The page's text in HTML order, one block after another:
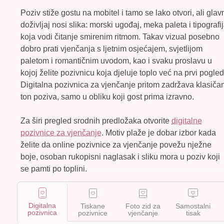
Poziv stiže gostu na mobitel i tamo se lako otvori, ali
doživljaj nosi slika: morski ugođaj, meka paleta i
koja vodi čitanje smirenim ritmom. Takav vizual posebno
dobro prati vjenčanja s ljetnim osjećajem, svjetlijom
paletom i romantičnim uvodom, kao i svaku proslavu u
kojoj želite pozivnicu koja djeluje toplo već na prvi
Digitalna pozivnica za vjenčanje pritom zadržava
ton poziva, samo u obliku koji gost prima izravno.
Za širi pregled srodnih predložaka otvorite digitalne
pozivnice za vjenčanje. Motiv plaže je dobar izbor kada
želite da online pozivnice za vjenčanje povežu nježne
boje, osoban rukopisni naglasak i sliku mora u poziv koji
se pamti po toplini.
Digitalna
pozivnica
Tiskane
pozivnice
Foto zid za
vjenčanje
Samostalni
tisak